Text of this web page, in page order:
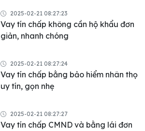
2025-02-21 08:27:23
Vay tín chấp không cần hộ khẩu đơn
giản, nhanh chóng
2025-02-21 08:27:24
Vay tín chấp bằng bảo hiểm nhân thọ
uy tín, gọn nhẹ
2025-02-21 08:27:27
Vay tín chấp CMND và bằng lái đơn